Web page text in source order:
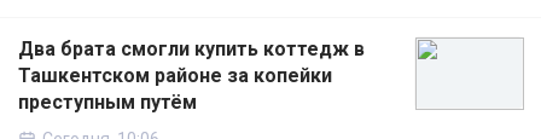
Два брата смогли купить коттедж в
Ташкентском районе за копейки
преступным путём